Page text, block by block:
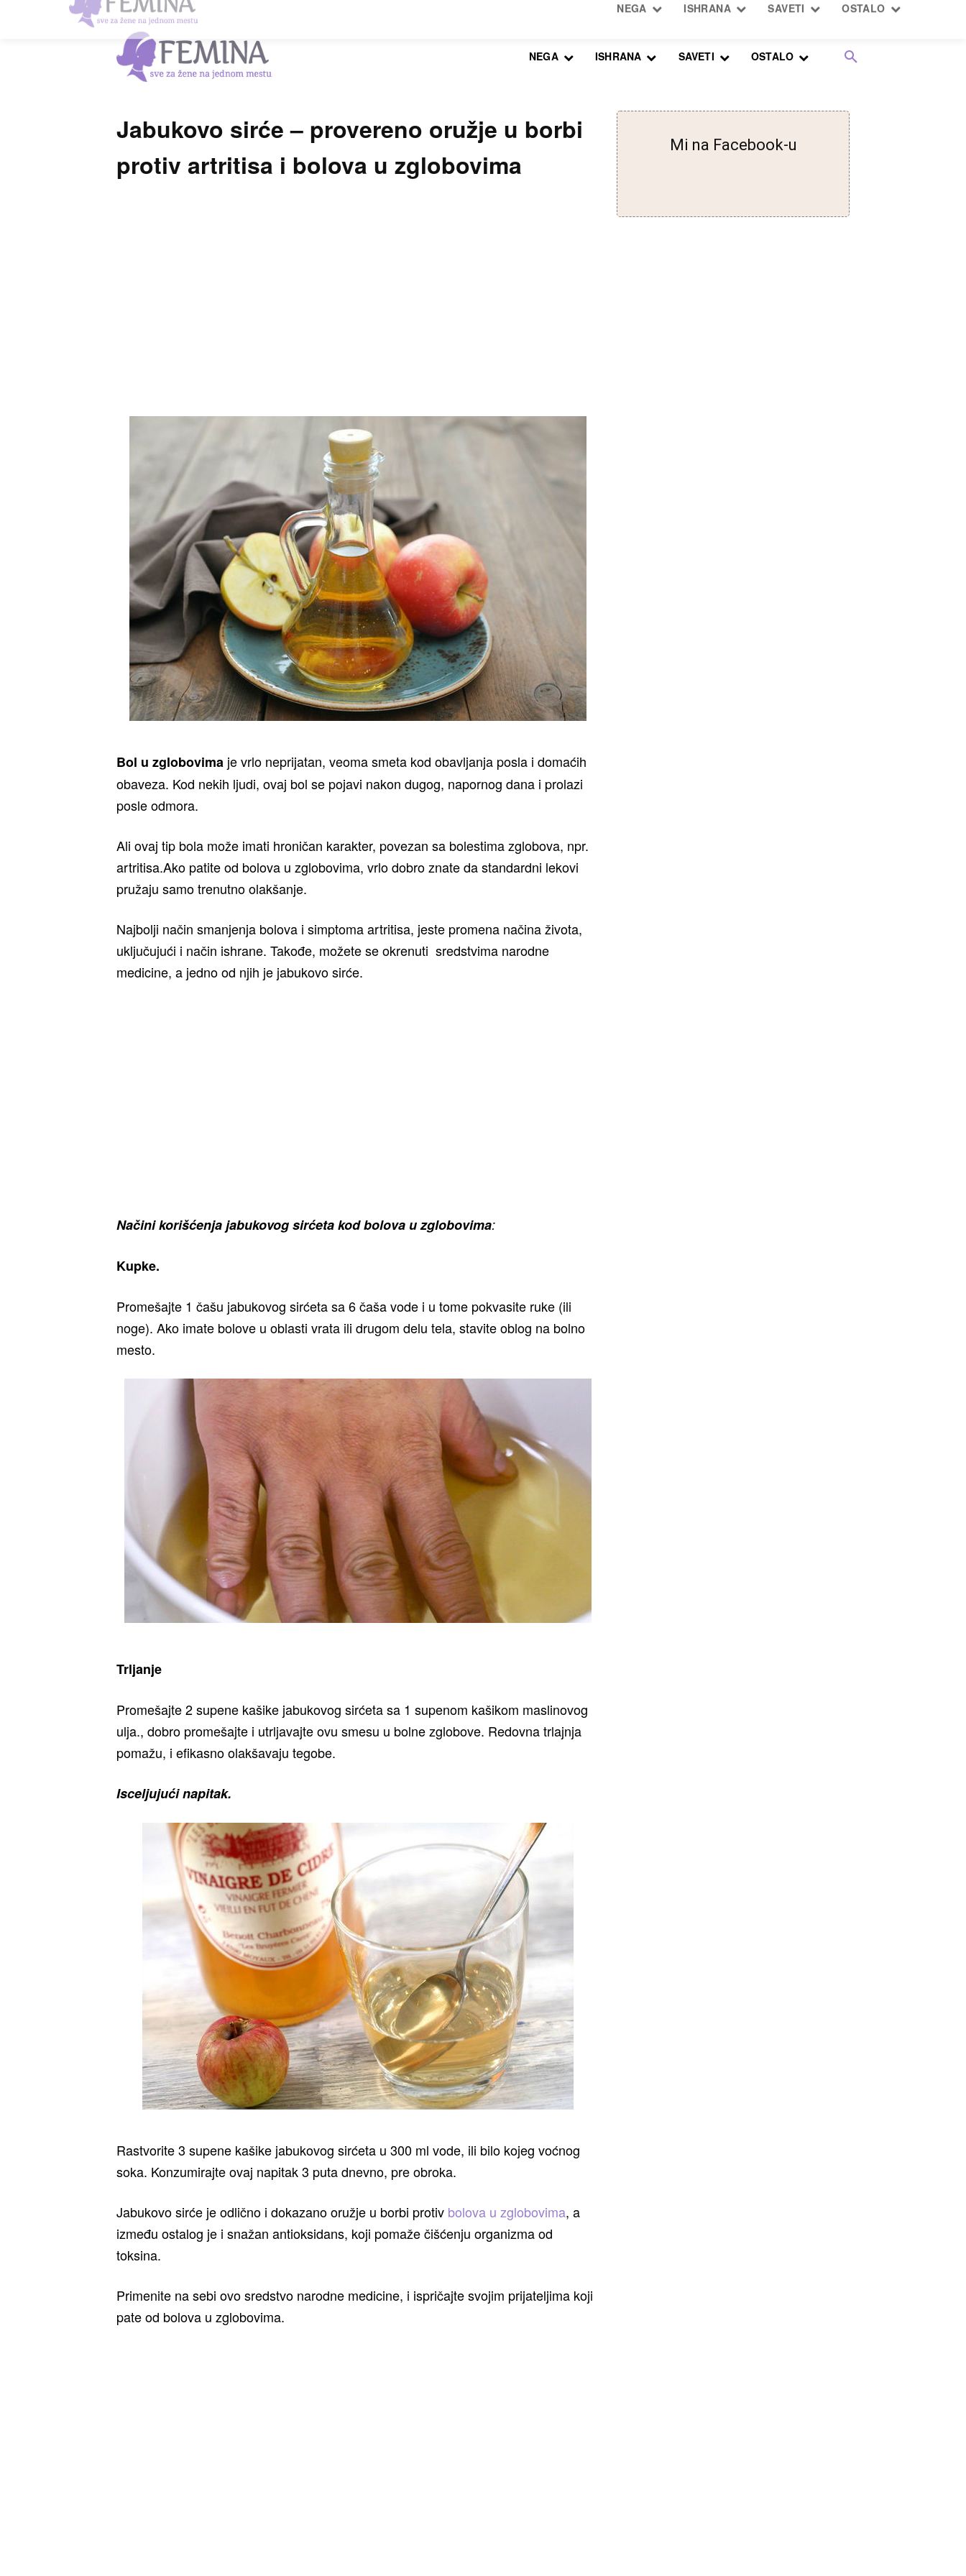
NEGA ISHRANA SAVETI OSTALO
Jabukovo sirće – provereno oružje u borbi
protiv artritisa i bolova u zglobovima
Bol u zglobovima je vrlo neprijatan, veoma smeta kod obavljanja posla i domaćih
obaveza. Kod nekih ljudi, ovaj bol se pojavi nakon dugog, napornog dana i prolazi
posle odmora.
Ali ovaj tip bola može imati hroničan karakter, povezan sa bolestima zglobova, npr.
artritisa.Ako patite od bolova u zglobovima, vrlo dobro znate da standardni lekovi
pružaju samo trenutno olakšanje.
Najbolji način smanjenja bolova i simptoma artritisa, jeste promena načina života,
uključujući i način ishrane. Takođe, možete se okrenuti sredstvima narodne
medicine, a jedno od njih je jabukovo sirće.
Načini korišćenja jabukovog sirćeta kod bolova u zglobovima:
Kupke.
Promešajte 1 čašu jabukovog sirćeta sa 6 čaša vode i u tome pokvasite ruke (ili
noge). Ako imate bolove u oblasti vrata ili drugom delu tela, stavite oblog na bolno
mesto.
Trljanje
Promešajte 2 supene kašike jabukovog sirćeta sa 1 supenom kašikom maslinovog
ulja., dobro promešajte i utrljavajte ovu smesu u bolne zglobove. Redovna trlajnja
pomažu, i efikasno olakšavaju tegobe.
Isceljujući napitak.
Rastvorite 3 supene kašike jabukovog sirćeta u 300 ml vode, ili bilo kojeg voćnog
soka. Konzumirajte ovaj napitak 3 puta dnevno, pre obroka.
Jabukovo sirće je odlično i dokazano oružje u borbi protiv bolova u zglobovima, a
između ostalog je i snažan antioksidans, koji pomaže čišćenju organizma od
toksina.
Primenite na sebi ovo sredstvo narodne medicine, i ispričajte svojim prijateljima koji
pate od bolova u zglobovima.
Mi na Facebook-u